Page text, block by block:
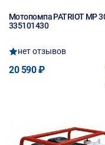
Мотопомпа PATRIOT MP
335101430
нет отзывов
20 590 ₽